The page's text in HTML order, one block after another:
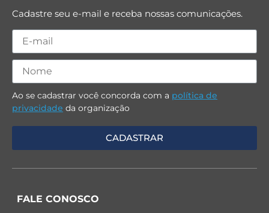
Cadastre seu e-mail e receba nossas comunicações.
Ao se cadastrar você concorda com a política de
privacidade da organização
FALE CONOSCO